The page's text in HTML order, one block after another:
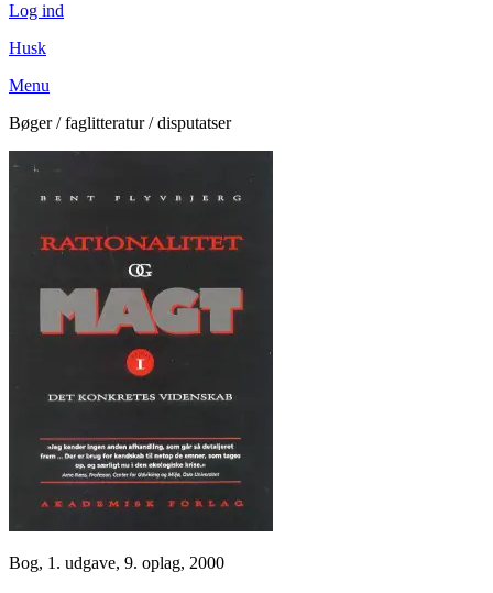
Log ind
Husk
Menu
Bøger / faglitteratur / disputatser
Bog, 1. udgave, 9. oplag, 2000